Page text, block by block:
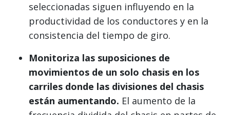
seleccionadas siguen influyendo en la
productividad de los conductores y en la
consistencia del tiempo de giro.
Monitoriza las suposiciones de
movimientos de un solo chasis en los
carriles donde las divisiones del chasis
están aumentando. El aumento de la